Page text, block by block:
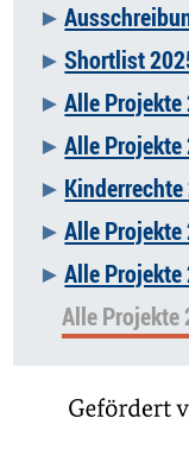
Navigation
überspringen
Shortlist
Alle Projekte
Alle Projekte
Alle Projekte
Alle Projekte
Alle Projekte